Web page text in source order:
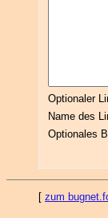
Optionaler
Name des
Optionales
[ zum